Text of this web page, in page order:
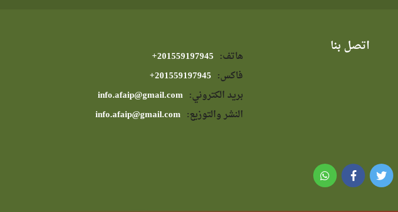
اتصل بنا
هاتف:
فاكس:
بريد الكتروني:
النشر والتوزيع: